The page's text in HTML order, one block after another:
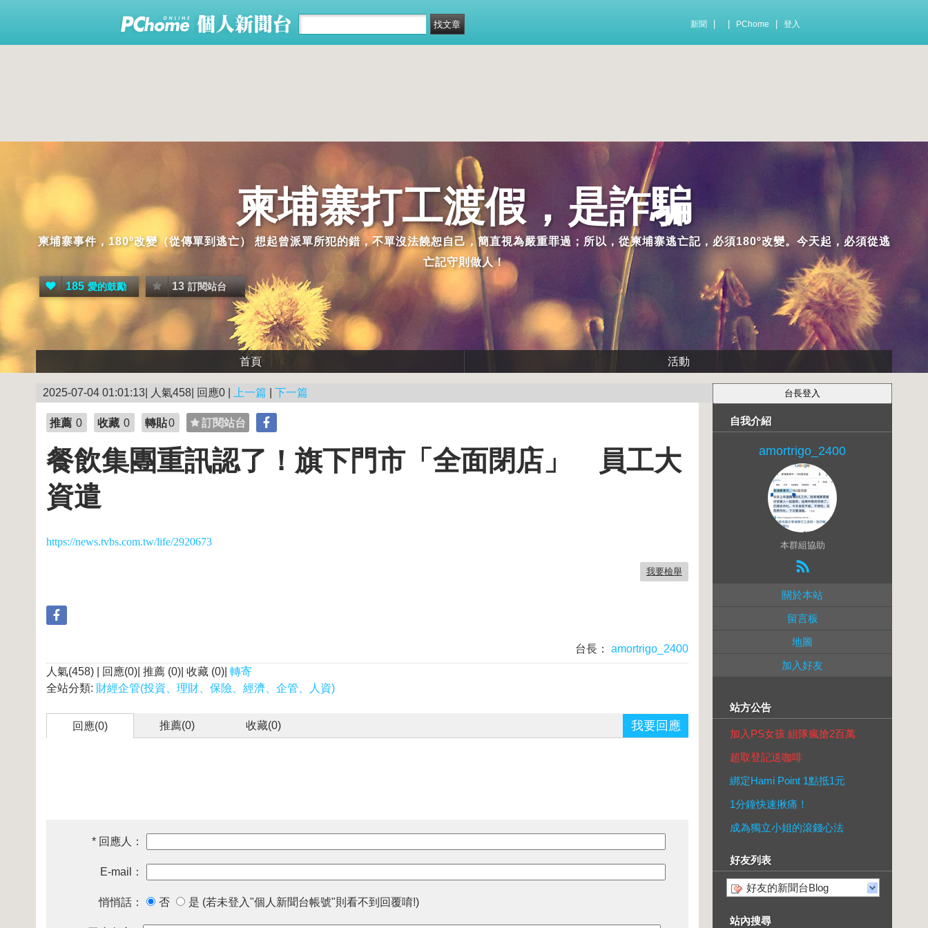
新聞 PChome 登入
柬埔寨打工渡假，是詐騙
柬埔寨事件，180º改變（從傳單到逃亡） 想起曾派單所犯的錯，不單沒法饒恕自己，簡直視為嚴重罪過；所以，從柬埔寨逃亡記，必須180º改變。今天起，必須從逃
亡記守則做人！
185 愛的鼓勵 13 訂閱站台
首頁 活動
2025-07-04 01:01:13| 人氣458| 回應0 | 上一篇 下一篇
推薦 0 收藏 0 轉貼0 訂閱站台
餐飲集團重訊認了！旗下門市「全面閉店」 員工大
資遣
https://news.tvbs.com.tw/life/2920673
我要檢舉
台長：
amortrigo_2400
人氣(458) | 回應(0)| 推薦 (0)| 收藏 (0)| 轉寄
全站分類: 財經企管(投資、理財、保險、經濟、企管、人資)
回應(0) 推薦(0) 收藏(0) 我要回應
* 回應人：
E-mail：
悄悄話： 否 是 (若未登入"個人新聞台帳號"則看不到回覆唷!)
自我介紹
amortrigo_2400
本群組協助
關於本站
留言板
地圖
加入好友
站方公告
加入PS女孩 組隊瘋搶2百萬
超取登記送咖啡
綁定Hami Point 1點抵1元
1分鐘快速揪痛！
成為獨立小姐的滾錢心法
好友列表
好友的新聞台Blog
站內搜尋